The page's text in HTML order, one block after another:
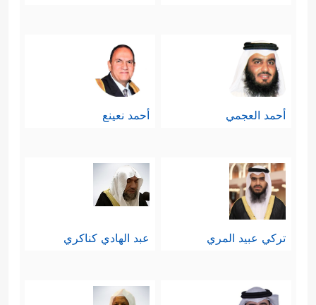
أحمد العجمي أحمد نعينع
تركي عبيد المري عبد الهادي كناكري